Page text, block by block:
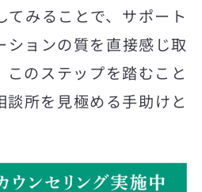
てみることで、サポート
ションの質を直接感じ取
このステップを踏むこと
談所を見極める手助けと